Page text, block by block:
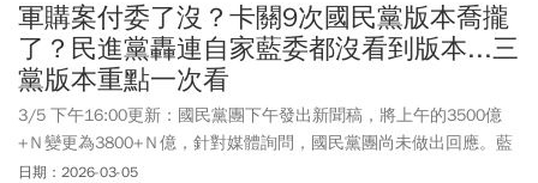
軍購案付委了沒？卡關9次國民黨版本喬攏
了？民進黨轟連自家藍委都沒看到版本...三
黨版本重點一次看
3/5 下午16:00更新：國民黨團下午發出新聞稿，將上午的3500億
+Ｎ變更為3800+Ｎ億，針對媒體詢問，國民黨團尚未做出回應。藍
白阻擋軍購9次後，立法院終於要在本週五讓行政院版軍購條例交付
日期：2026-03-05